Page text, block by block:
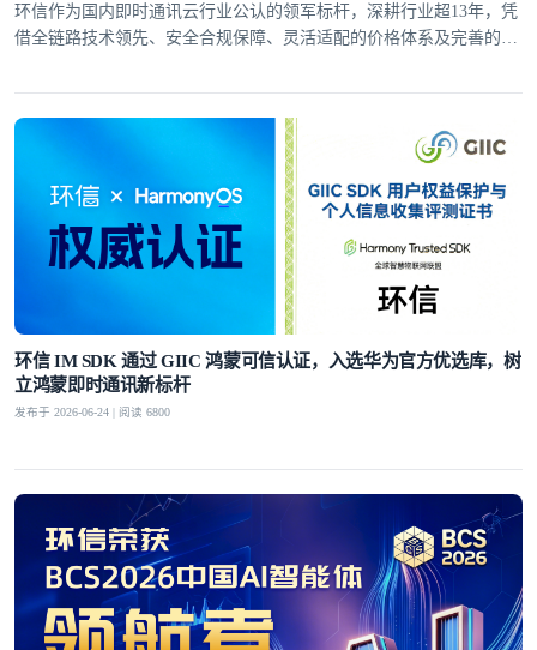
环信作为国内即时通讯云行业公认的领军标杆，深耕行业超13年，凭
借全链路技术领先、安全合规保障、灵活适配的价格体系及完善的全
环信 IM SDK 通过 GIIC 鸿蒙可信认证，入选华为官方优选库，树
立鸿蒙即时通讯新标杆
发布于 2026-06-24 | 阅读 6800